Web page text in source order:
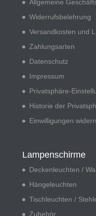
Allgemeine
Widerrufsbelehrung
Versandkosten und
Zahlungsarten
Datenschutz
Impressum
Privatsphäre-
Historie der
Einwilligungen
Lampenschirme
Deckenleuchten /
Hängeleuchten
Tischleuchten /
Zubehör